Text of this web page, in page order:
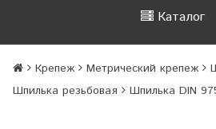
Каталог
Крепеж Метрический крепеж
Шпилька резьбовая
Шпилька DIN